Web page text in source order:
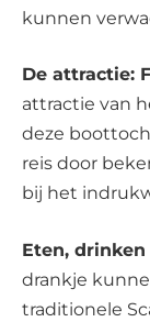
kunnen
De attractie:
attractie van
deze
reis door
bij het
Eten,
drankje
traditionele